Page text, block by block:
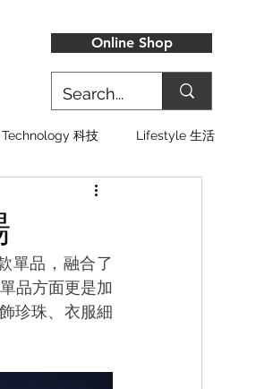
Online Shop
Technology 科技 Lifestyle 生活
單品，融合了
品方面更是加
珍珠、衣服細